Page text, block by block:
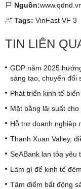
Nguồn:
Tags: VinFast VF 3
TIN LIÊN
GDP năm 2025
sáng tạo, chuyển đổi
Phát triển kinh tế
Mặt bằng lãi suất
Hỗ trợ doanh nghiệp
Thanh Xuan Valley,
SeABank lan tỏa yêu
Làm gì để kinh tế
Tâm điểm bất động